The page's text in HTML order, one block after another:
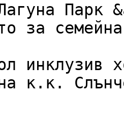
Парк
за
инклузив
к.к.